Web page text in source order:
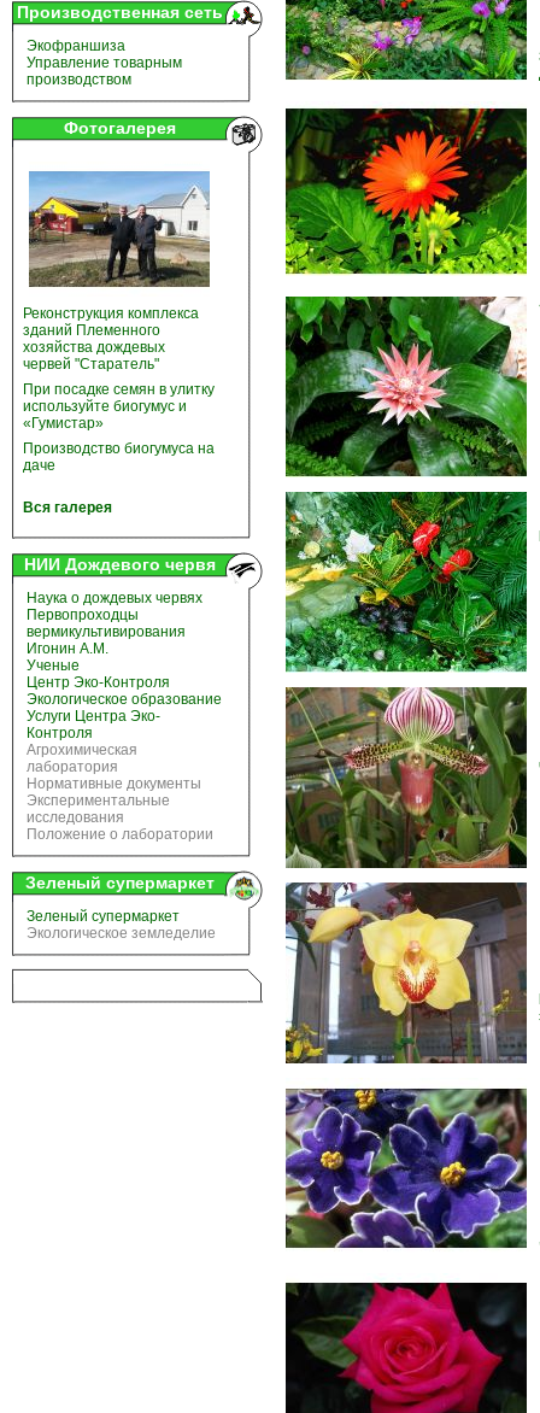
Производственная сеть
Экофраншиза
Управление товарным
производством
Фотогалерея
Реконструкция комплекса
зданий Племенного
хозяйства дождевых
червей "Старатель"
При посадке семян в улитку
используйте биогумус и
«Гумистар»
Производство биогумуса на
даче
Вся галерея
НИИ Дождевого червя
Наука о дождевых червях
Первопроходцы
вермикультивирования
Игонин А.М.
Ученые
Центр Эко-Контроля
Экологическое образование
Услуги Центра Эко-
Контроля
Агрохимическая
лаборатория
Нормативные документы
Экспериментальные
исследования
Положение о лаборатории
Зеленый супермаркет
Зеленый супермаркет
Экологическое земледелие